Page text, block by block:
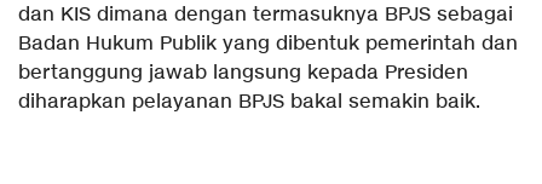
dan KIS dimana dengan termasuknya BPJS sebagai
Badan Hukum Publik yang dibentuk pemerintah dan
bertanggung jawab langsung kepada Presiden
diharapkan pelayanan BPJS bakal semakin baik.